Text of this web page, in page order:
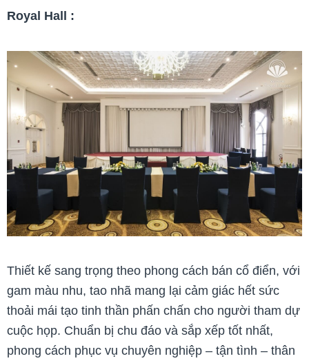
Royal Hall :
Thiết kế sang trọng theo phong cách bán cổ điển, với
gam màu nhu, tao nhã mang lại cảm giác hết sức
thoải mái tạo tinh thần phấn chấn cho người tham dự
cuộc họp. Chuẩn bị chu đáo và sắp xếp tốt nhất,
phong cách phục vụ chuyên nghiệp – tận tình – thân